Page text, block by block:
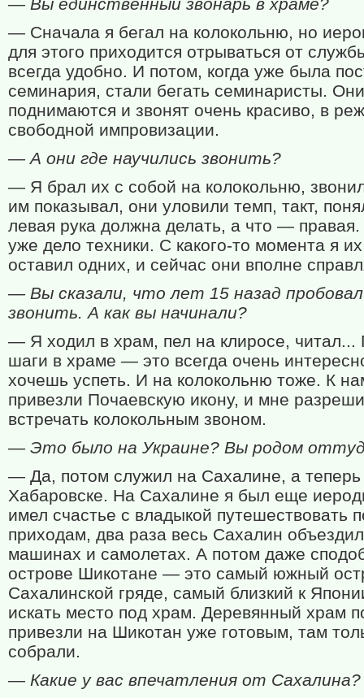
— Сначала я бегал на колокольню, но
для этого приходится отрываться от
всегда удобно. И потом, когда уже была
семинария, стали бегать семинаристы.
поднимаются и звонят очень красиво, в
свободной импровизации.
— А они где научились звонить?
— Я брал их с собой на колокольню,
им показывал, они уловили темп, такт,
левая рука должна делать, а что —
уже дело техники. С какого-то момента я
оставил одних, и сейчас они вполне
— Вы сказали, что лет 15 назад
звонить. А как вы начинали?
— Я ходил в храм, пел на клиросе, читал...
шаги в храме — это всегда очень
хочешь успеть. И на колокольню тоже. К
привезли Почаевскую икону, и мне
встречать колокольным звоном.
— Это было на Украине? Вы родом
— Да, потом служил на Сахалине, а теперь
Хабаровске. На Сахалине я был еще
имел счастье с владыкой путешествовать
приходам, два раза весь Сахалин
машинах и самолетах. А потом даже
острове Шикотане — это самый южный
Сахалинской гряде, самый близкий к
искать место под храм. Деревянный храм
привезли на Шикотан уже готовым, там
собрали.
— Какие у вас впечатления от Сахалина?